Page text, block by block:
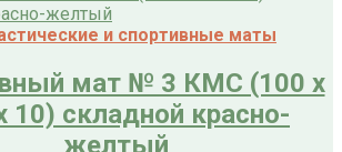
и спортивные маты
мат № 3 КМС (100 х
10) складной красно-
желтый